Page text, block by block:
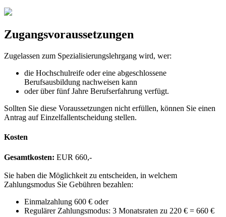
Zugangsvoraussetzungen
Zugelassen zum Spezialisierungslehrgang wird, wer:
die Hochschulreife oder eine abgeschlossene
Berufsausbildung nachweisen kann
oder über fünf Jahre Berufserfahrung verfügt.
Sollten Sie diese Voraussetzungen nicht erfüllen, können Sie einen
Antrag auf Einzelfallentscheidung stellen.
Kosten
Gesamtkosten: EUR 660,-
Sie haben die Möglichkeit zu entscheiden, in welchem
Zahlungsmodus Sie Gebühren bezahlen:
Einmalzahlung 600 € oder
Regulärer Zahlungsmodus: 3 Monatsraten zu 220 € = 660 €